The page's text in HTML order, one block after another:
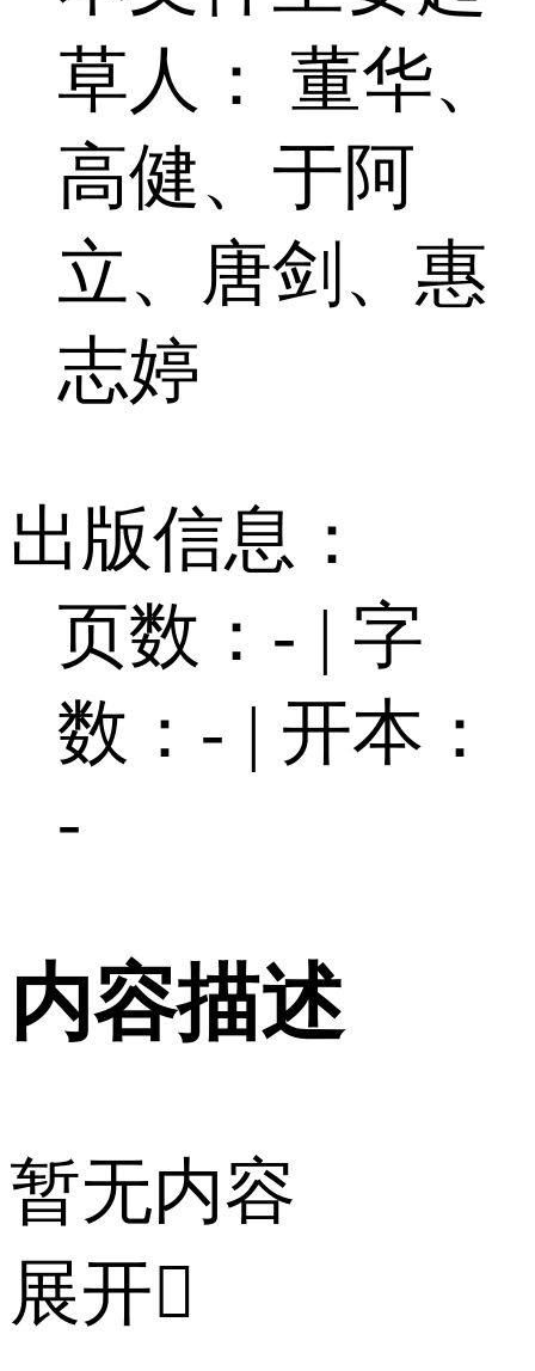
草人： 董华、
高健、于阿
立、唐剑、惠
志婷
出版信息：
页数：- | 字
数：- | 开本：
-
内容描述
暂无内容
展开